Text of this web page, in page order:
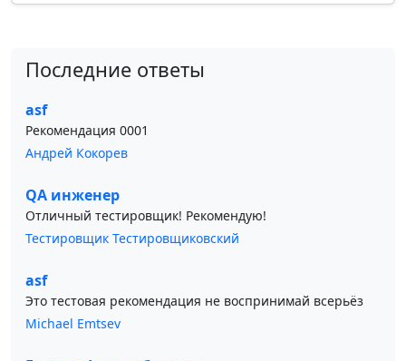
Последние ответы
asf
Рекомендация 0001
Андрей Кокорев
QA инженер
Отличный тестировщик! Рекомендую!
Тестировщик Тестировщиковский
asf
Это тестовая рекомендация не воспринимай всерьёз
Michael Emtsev